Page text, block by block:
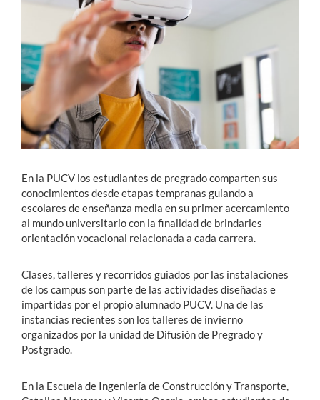
Estudiantes
Académicos
Funcionarios
Alumni
English
En la PUCV los estudiantes de pregrado comparten sus
conocimientos desde etapas tempranas guiando a
escolares de enseñanza media en su primer acercamiento
al mundo universitario con la finalidad de brindarles
orientación vocacional relacionada a cada carrera.
Clases, talleres y recorridos guiados por las instalaciones
de los campus son parte de las actividades diseñadas e
impartidas por el propio alumnado PUCV. Una de las
instancias recientes son los talleres de invierno
organizados por la unidad de Difusión de Pregrado y
Postgrado.
En la Escuela de Ingeniería de Construcción y Transporte,